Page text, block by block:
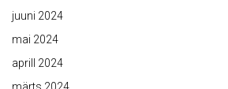
juuni 2024
mai 2024
aprill 2024